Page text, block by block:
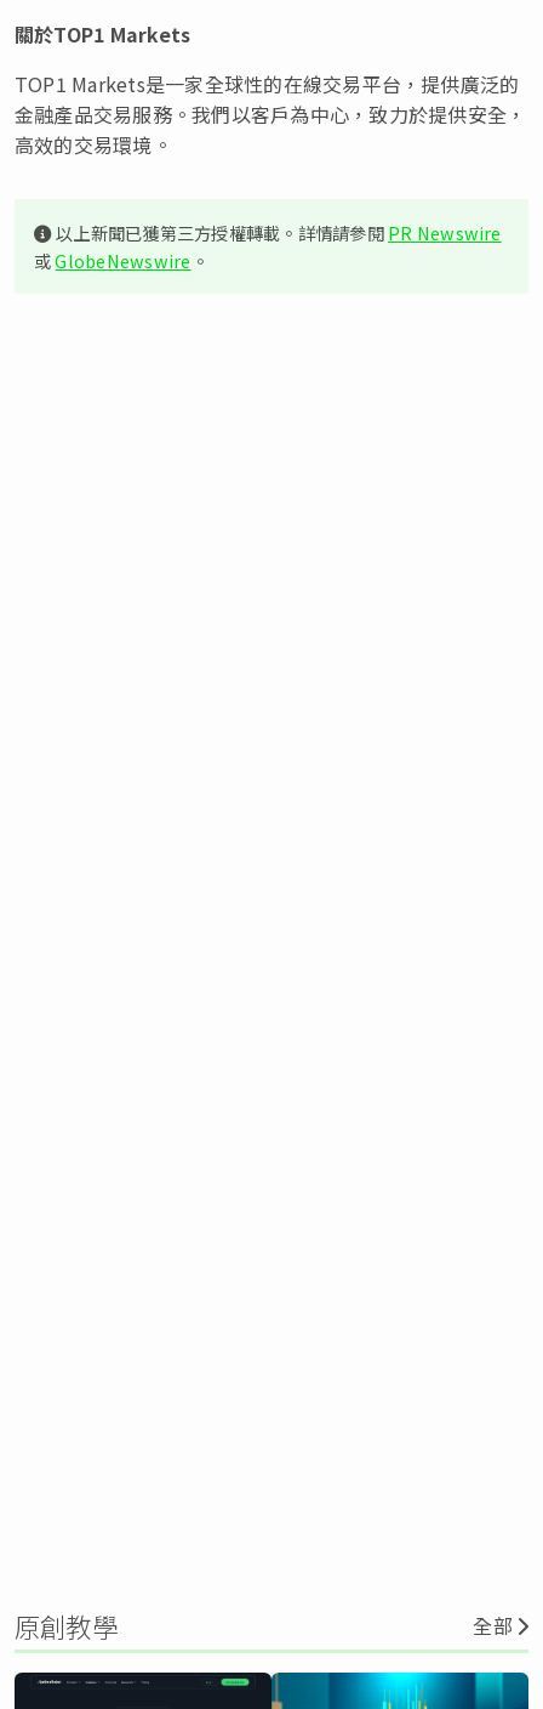
關於TOP1 Markets
TOP1 Markets是一家全球性的在線交易平台，提供廣泛的
金融產品交易服務。我們以客戶為中心，致力於提供安全，
高效的交易環境。
以上新聞已獲第三方授權轉載。詳情請參閱PR Newswire
或GlobeNewswire 。
原創教學 全部